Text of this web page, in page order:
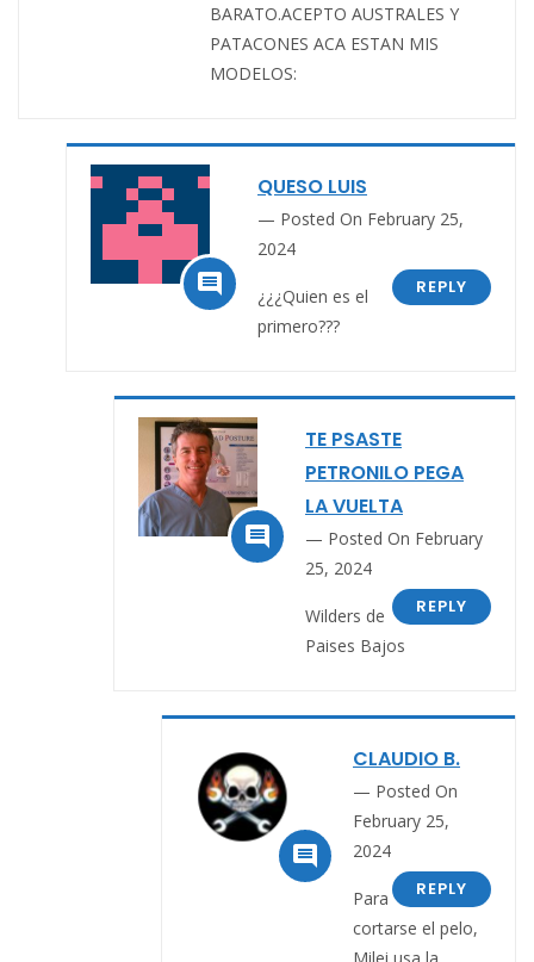
BARATO.ACEPTO AUSTRALES Y
PATACONES ACA ESTAN MIS
MODELOS:

QUESO LUIS
Posted On February 25,
2024
REPLY
¿¿¿Quien es el
primero???

TE PSASTE
PETRONILO PEGA
LA VUELTA
Posted On February
25, 2024
REPLY
Wilders de
Paises Bajos

CLAUDIO B.
Posted On
February 25,
2024
REPLY
Para
cortarse el pelo,